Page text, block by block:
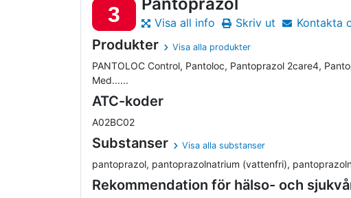
3 Visa all info Skriv ut Kontakta
Produkter Visa alla produkter
PANTOLOC Control, Pantoloc, Pantoprazol 2care4,
Med......
ATC-koder
A02BC02
Substanser Visa alla substanser
pantoprazol, pantoprazolnatrium (vattenfri),
Rekommendation för hälso- och